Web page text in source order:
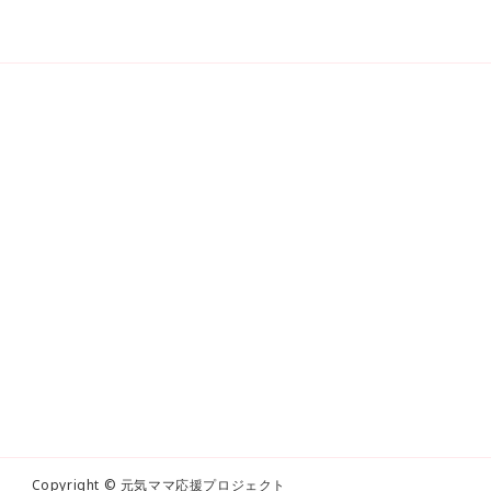
Copyright © 元気ママ応援プロジェクト